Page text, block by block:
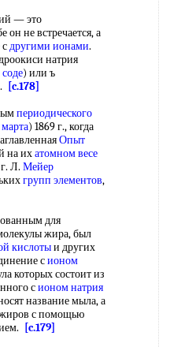
— это
не встречается, а
другими ионами.
натрия
) или ъ
[c.178]
периодического
марта) 1869 г., когда
Опыт
на ихатомном весе
Л. Мейер
групп элементов,
для
жира, был
кислотыи других
сионом
которых состоит из
сионом натрия
название мыла, а
с помощью
[c.179]